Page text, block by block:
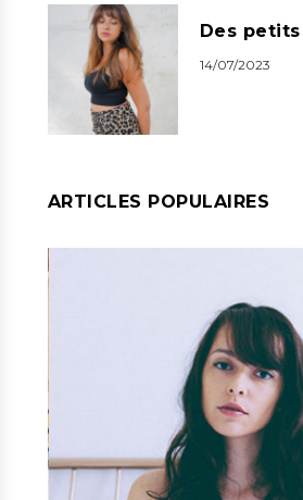
Des
14/07/2023
ARTICLES POPULAIRES